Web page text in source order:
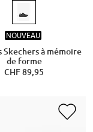
NOUVEAU
Skechers à mémoire
de forme
CHF 89,95